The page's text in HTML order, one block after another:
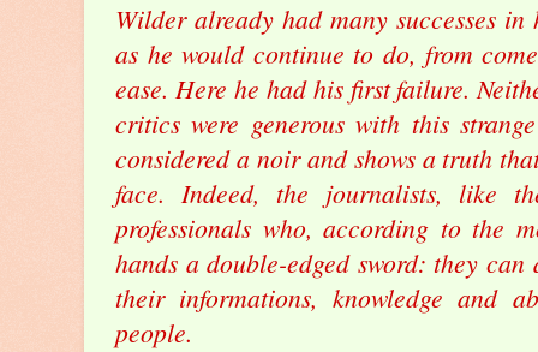
Wilder already had many successes in
as he would continue to do, from
ease. Here he had his first failure.
critics were generous with this
considered a noir and shows a truth
face. Indeed, the journalists, like
professionals who, according to the
hands a double-edged sword: they
their informations, knowledge and
people.